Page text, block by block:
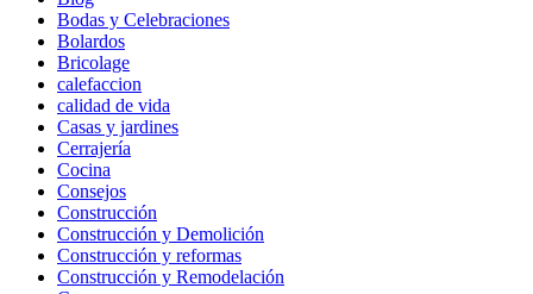
Bodas y Celebraciones
Bolardos
Bricolage
calefaccion
calidad de vida
Casas y jardines
Cerrajería
Cocina
Consejos
Construcción
Construcción y Demolición
Construcción y reformas
Construcción y Remodelación